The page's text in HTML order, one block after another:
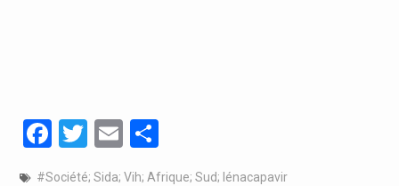
Facebook
Twitter
EmailPartager
#Société; Sida; Vih; Afrique; Sud; lénacapavir